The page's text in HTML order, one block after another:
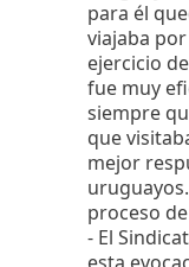
para él
viajaba
ejercicio
fue muy
siempre
que
mejor
proceso
- El
esta